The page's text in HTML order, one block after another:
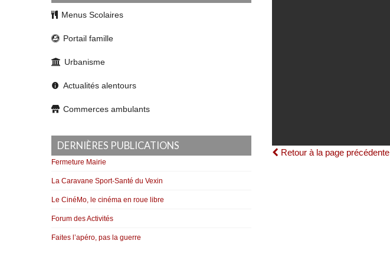
Retour à la page précédente
Menus Scolaires
Portail famille
Urbanisme
Actualités alentours
Commerces ambulants
DERNIÈRES PUBLICATIONS
Fermeture Mairie
La Caravane Sport-Santé du Vexin
Le CinéMo, le cinéma en roue libre
Forum des Activités
Faites l’apéro, pas la guerre